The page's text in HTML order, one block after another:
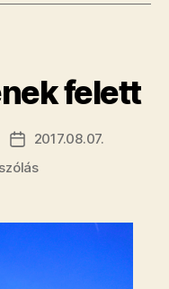
felett
Bejegyzés
dátuma
2017.08.07.
a(z)
mindenek
felett
bejegyzéshez